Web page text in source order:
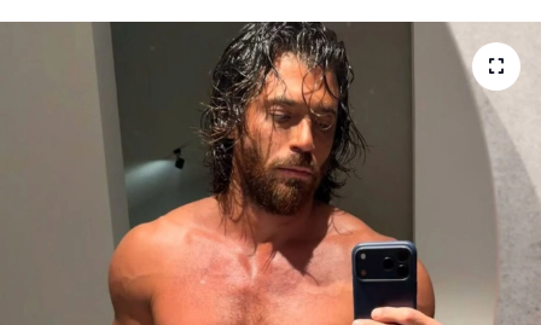
SAĞLIK
SPOR
11:11 MANŞET